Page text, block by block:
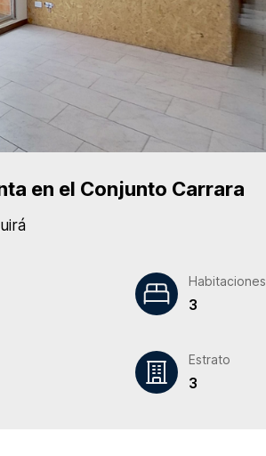
en el Conjunto Carrara
Habitaciones
3
Estrato
3